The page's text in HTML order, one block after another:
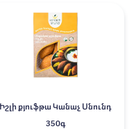
Իշլի քյուֆթա Կանաչ Սնունդ
350գ